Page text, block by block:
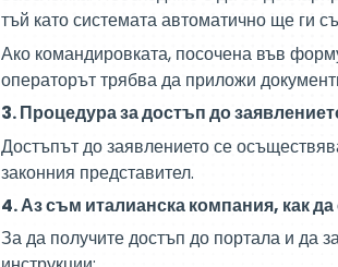
тъй като системата автоматично ще ги
Ако командировката, посочена във
операторът трябва да приложи
3. Процедура за достъп до
Достъпът до заявлението се
законния представител.
4. Аз съм италианска компания, как
За да получите достъп до портала и да